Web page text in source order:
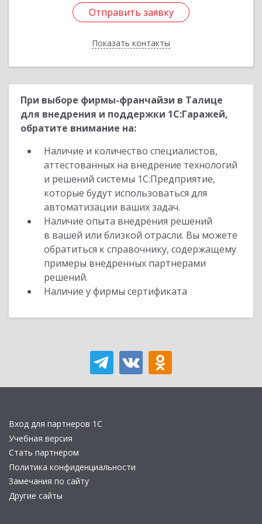
Отправить заявку
Показать контакты
Отправить заявку
Назад
При выборе фирмы-франчайзи в Талице
для внедрения и поддержки 1С:Гаражей,
обратите внимание на:
Наличие и количество специалистов,
аттестованных на внедрение технологий
и решений системы 1С:Предприятие,
которые будут использоваться для
автоматизации ваших задач.
Наличие опыта внедрения решений
в вашей или близкой отрасли. Вы можете
обратиться к справочнику, содержащему
примеры внедренных партнерами
решений.
Наличие у фирмы сертификата
Вход для партнеров 1С
Учебная версия
Стать партнером
Политика конфиденциальности
Замечания по сайту
Другие сайты